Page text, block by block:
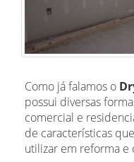
Como já falamos o
possui diversas
comercial e
de características
utilizar em reforma e